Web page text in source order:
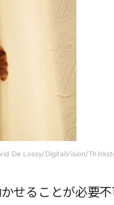
De Lossy/DigitalVision/
せることが必要